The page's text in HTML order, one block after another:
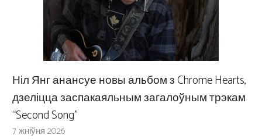
Ніл Янг анансуе новы альбом з Chrome Hearts,
дзеліцца заспакаяльным загалоўным трэкам
“Second Song”
7 жніўня 2026